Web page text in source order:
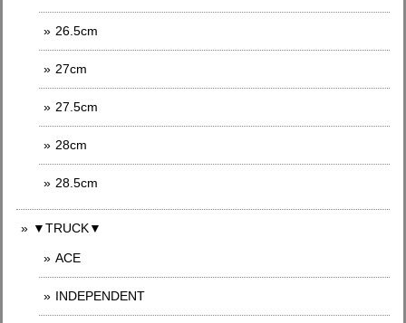
26.5cm
27cm
27.5cm
28cm
28.5cm
▼TRUCK▼
ACE
INDEPENDENT